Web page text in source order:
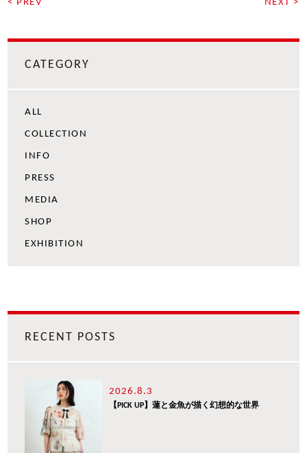
< PREV NEXT >
CATEGORY
ALL
COLLECTION
INFO
PRESS
MEDIA
SHOP
EXHIBITION
RECENT POSTS
2026.8.3
【PICK UP】蓮と金魚が描く幻想的な世界